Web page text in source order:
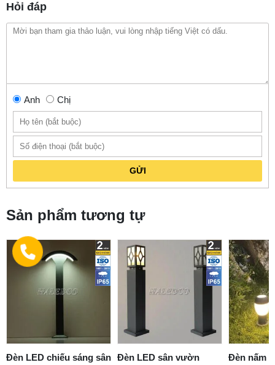
Hỏi đáp
Anh Chị
GỬI
Sản phẩm tương tự
Đèn LED chiếu sáng sân Đèn LED sân vườn
Đèn nấm